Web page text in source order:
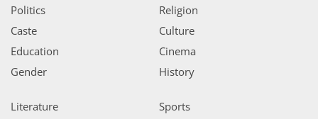
Politics
Caste
Education
Gender
Religion
Culture
Cinema
History
Literature
Sports